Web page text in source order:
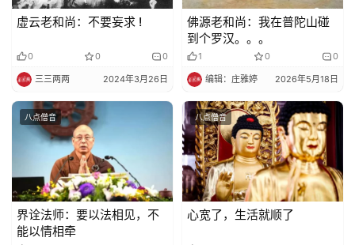
声
明
虚云老和尚：不要妄求 !
0 0 0
三三两两 2024年3月26日
佛源老和尚：我在普陀山碰
到个罗汉。。。
1 0 0
编辑：庄雅婷 2026年5月18日
八点僧音
界诠法师：要以法相见，不
能以情相牵
八点僧音
心宽了，生活就顺了